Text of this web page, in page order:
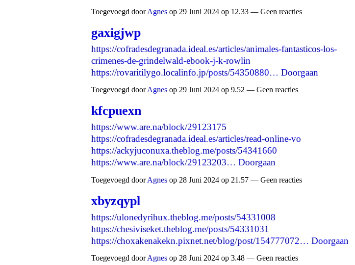
Toegevoegd doorAgnes op 29 Juni 2024 op 12.33 — Geen reacties
gaxigjwp
https://cofradesdegranada.ideal.es/articles/animales-fantasticos-los-
crimenes-de-grindelwald-ebook-j-k-rowlin
https://rovaritilygo.localinfo.jp/posts/54350880… Doorgaan
Toegevoegd doorAgnes op 29 Juni 2024 op 9.52 — Geen reacties
kfcpuexn
https://www.are.na/block/29123175
https://cofradesdegranada.ideal.es/articles/read-online-vo
https://ackyjuconuxa.theblog.me/posts/54341660
https://www.are.na/block/29123203… Doorgaan
Toegevoegd doorAgnes op 28 Juni 2024 op 21.57 — Geen reacties
xbyzqypl
https://ulonedyrihux.theblog.me/posts/54331008
https://chesiviseket.theblog.me/posts/54331031
https://choxakenakekn.pixnet.net/blog/post/154777072… Doorgaan
Toegevoegd doorAgnes op 28 Juni 2024 op 3.48 — Geen reacties